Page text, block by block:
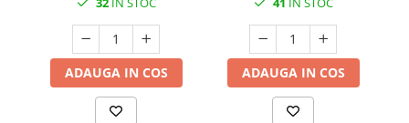
ADAUGA IN COS ADAUGA IN COS